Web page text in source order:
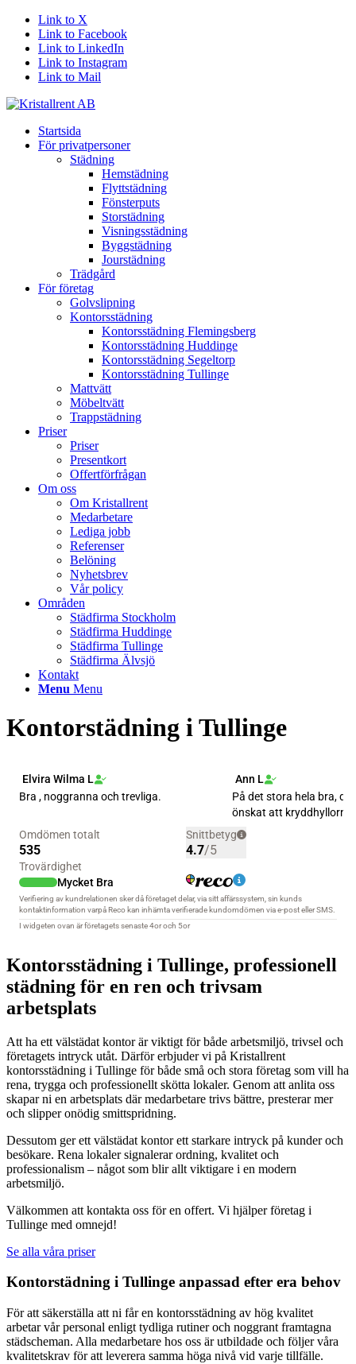
Link to X
Link to Facebook
Link to LinkedIn
Link to Instagram
Link to Mail
Startsida
För privatpersoner
Städning
Hemstädning
Flyttstädning
Fönsterputs
Storstädning
Visningsstädning
Byggstädning
Jourstädning
Trädgård
För företag
Golvslipning
Kontorsstädning
Kontorsstädning Flemingsberg
Kontorsstädning Huddinge
Kontorsstädning Segeltorp
Kontorsstädning Tullinge
Mattvätt
Möbeltvätt
Trappstädning
Priser
Priser
Presentkort
Offertförfrågan
Om oss
Om Kristallrent
Medarbetare
Lediga jobb
Referenser
Belöning
Nyhetsbrev
Vår policy
Områden
Städfirma Stockholm
Städfirma Huddinge
Städfirma Tullinge
Städfirma Älvsjö
Kontakt
Menu Menu
Kontorstädning i Tullinge
Kontorsstädning i Tullinge, professionell
städning för en ren och trivsam
arbetsplats
Att ha ett välstädat kontor är viktigt för både arbetsmiljö, trivsel och
företagets intryck utåt. Därför erbjuder vi på Kristallrent
kontorsstädning i Tullinge för både små och stora företag som vill ha
rena, trygga och professionellt skötta lokaler. Genom att anlita oss
skapar ni en arbetsplats där medarbetare trivs bättre, presterar mer
och slipper onödig smittspridning.
Dessutom ger ett välstädat kontor ett starkare intryck på kunder och
besökare. Rena lokaler signalerar ordning, kvalitet och
professionalism – något som blir allt viktigare i en modern
arbetsmiljö.
Välkommen att kontakta oss för en offert. Vi hjälper företag i
Tullinge med omnejd!
Se alla våra priser
Kontorstädning i Tullinge anpassad efter era behov
För att säkerställa att ni får en kontorsstädning av hög kvalitet
arbetar vår personal enligt tydliga rutiner och noggrant framtagna
städscheman. Alla medarbetare hos oss är utbildade och följer våra
kvalitetskrav för att leverera samma höga nivå vid varje tillfälle.